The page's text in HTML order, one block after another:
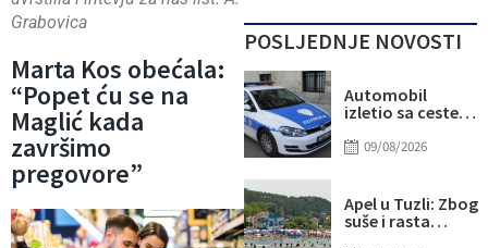
Grabovica
Marta Kos obećala:
“Popet ću se na
Maglić kada
završimo
pregovore”
POSLJEDNJE NOVOSTI
Automobil
izletio sa ceste,
godišnji mladić
09/08/2026
Apel u Tuzli: Zbog
suše i rasta